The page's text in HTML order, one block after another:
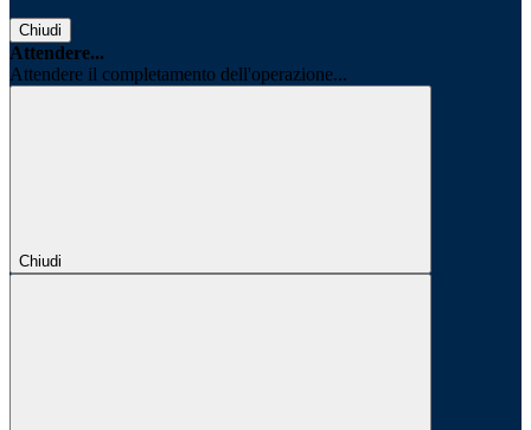
Chiudi
Attendere...
Attendere il completamento dell'operazione...
Chiudi